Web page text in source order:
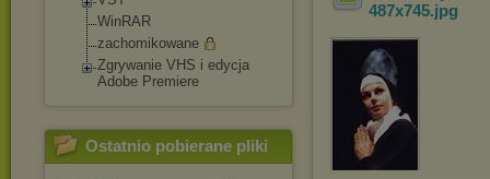
WinRAR
zachomikowane
Zgrywanie VHS i edycja
Adobe Premiere
Ostatnio pobierane pliki
487x745.jpg